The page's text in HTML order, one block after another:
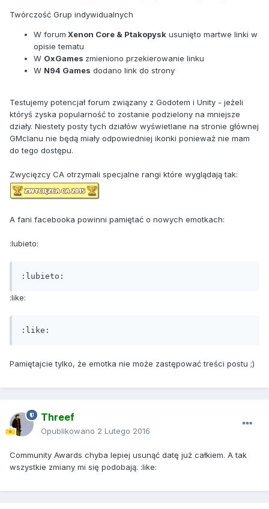
Twórczość Grup indywidualnych
W forum Xenon Core & Ptakopysk usunięto martwe linki w
opisie tematu
W OxGames zmieniono przekierowanie linku
W N94 Games dodano link do strony
Testujemy potencjał forum związany z Godotem i Unity - jeżeli
któryś zyska popularność to zostanie podzielony na mniejsze
działy. Niestety posty tych działów wyświetlane na stronie głównej
GMclanu nie będą miały odpowiedniej ikonki ponieważ nie mam
do tego dostępu.
Zwycięzcy CA otrzymali specjalne rangi które wyglądają tak:
A fani facebooka powinni pamiętać o nowych emotkach:
:lubieto:
:lubieto:
:like:
:like:
Pamiętajcie tylko, że emotka nie może zastępować treści postu ;)
Threef
Opublikowano 2 Lutego 2016
Community Awards chyba lepiej usunąć datę już całkiem. A tak
wszystkie zmiany mi się podobają. :like: